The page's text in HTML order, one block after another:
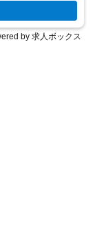
by 求人ボックス